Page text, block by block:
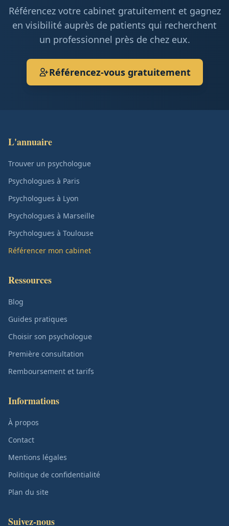
Référencez votre cabinet gratuitement et gagnez
en visibilité auprès de patients qui recherchent
un professionnel près de chez eux.
Référencez-vous gratuitement
L'annuaire
Trouver un psychologue
Psychologues à Paris
Psychologues à Lyon
Psychologues à Marseille
Psychologues à Toulouse
Référencer mon cabinet
Ressources
Blog
Guides pratiques
Choisir son psychologue
Première consultation
Remboursement et tarifs
Informations
À propos
Contact
Mentions légales
Politique de confidentialité
Plan du site
Suivez-nous